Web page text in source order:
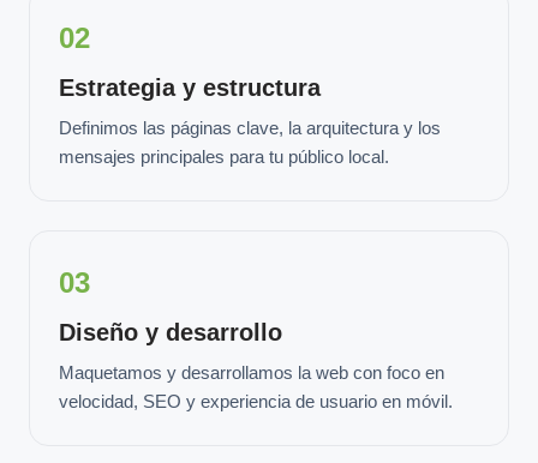
02
Estrategia y estructura
Definimos las páginas clave, la arquitectura y los
mensajes principales para tu público local.
03
Diseño y desarrollo
Maquetamos y desarrollamos la web con foco en
velocidad, SEO y experiencia de usuario en móvil.